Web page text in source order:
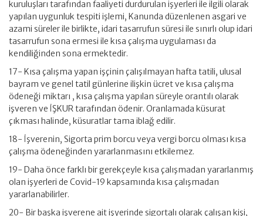
kuruluşları tarafından faaliyeti durdurulan işyerleri ile ilgili olarak
yapılan uygunluk tespiti işlemi, Kanunda düzenlenen asgari ve
azami süreler ile birlikte, idari tasarrufun süresi ile sınırlı olup idari
tasarrufun sona ermesi ile kısa çalışma uygulaması da
kendiliğinden sona ermektedir.
17- Kısa çalışma yapan işçinin çalışılmayan hafta tatili, ulusal
bayram ve genel tatil günlerine ilişkin ücret ve kısa çalışma
ödeneği miktarı , kısa çalışma yapılan süreyle orantılı olarak
işveren ve İŞKUR tarafından ödenir. Oranlamada küsurat
çıkması halinde, küsuratlar tama iblağ edilir.
18- İşverenin, Sigorta prim borcu veya vergi borcu olması kısa
çalışma ödeneğinden yararlanmasını etkilemez.
19- Daha önce farklı bir gerekçeyle kısa çalışmadan yararlanmış
olan işyerleri de Covid-19 kapsamında kısa çalışmadan
yararlanabilirler.
20- Bir başka işverene ait işyerinde sigortalı olarak çalışan kişi,